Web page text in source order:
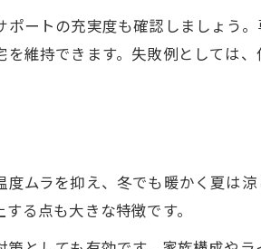
ートの充実度も確認しましょう
維持できます。失敗例としては
ムラを抑え、冬でも暖かく夏は
る点も大きな特徴です。